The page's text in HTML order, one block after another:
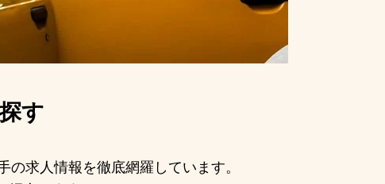
す
求人情報を徹底網羅しています。